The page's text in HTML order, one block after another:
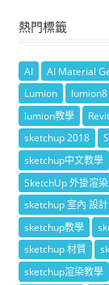
熱門標籤
AI AI Material
Lumion
lumion8
lumion教學
Revit
sketchup 2018
sketchup中文教學
SketchUp 外掛渲
sketchup 室內 設
sketchup教學
sketchup 材質
sketchup渲染教學